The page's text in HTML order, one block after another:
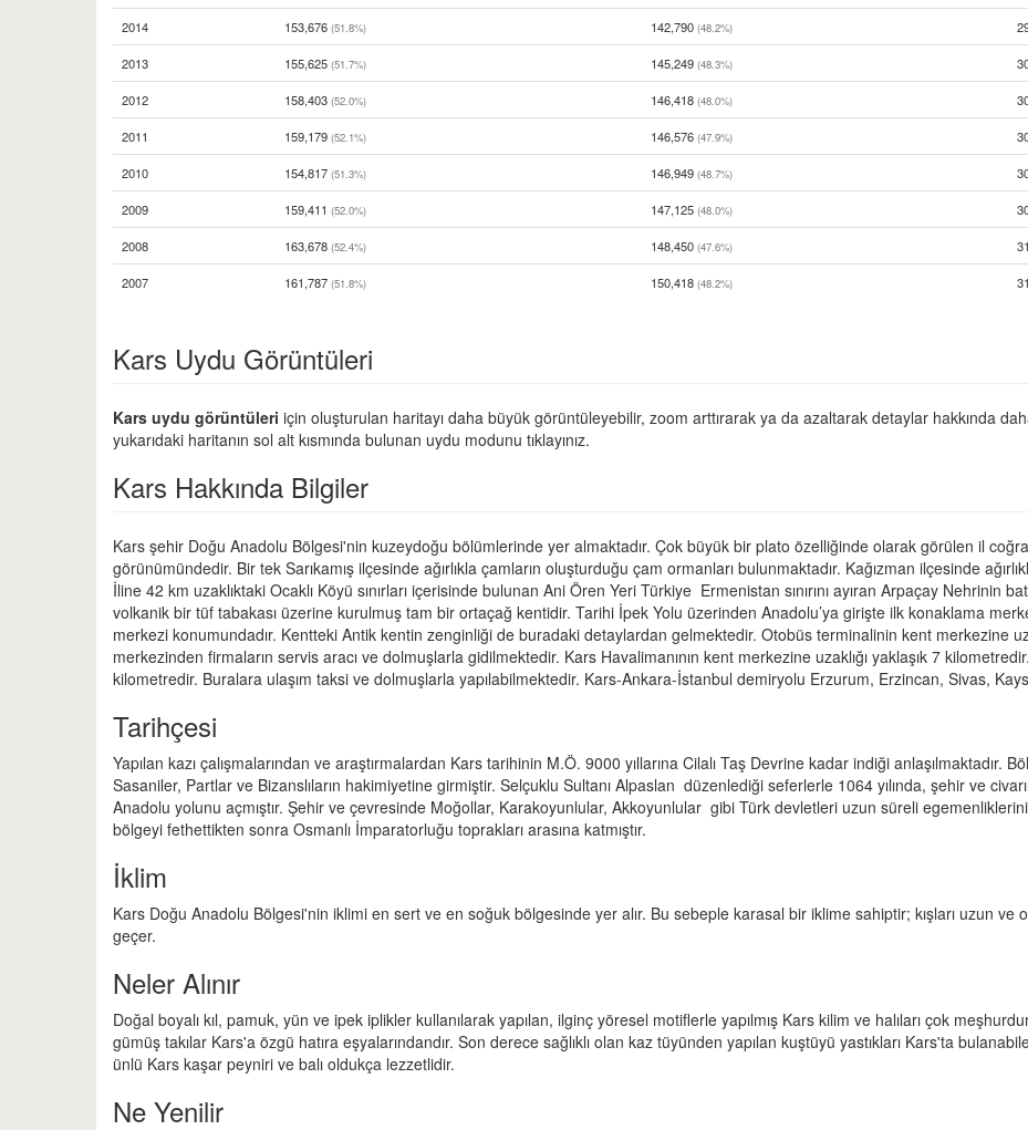
2014 153,676 (51.8%) 142,790 (48.2%)
2013 155,625 (51.7%) 145,249 (48.3%)
2012 158,403 (52.0%) 146,418 (48.0%)
2011 159,179 (52.1%) 146,576 (47.9%)
2010 154,817 (51.3%) 146,949 (48.7%)
2009 159,411 (52.0%) 147,125 (48.0%)
2008 163,678 (52.4%) 148,450 (47.6%)
2007 161,787 (51.8%) 150,418 (48.2%)
Kars Uydu Görüntüleri
Kars uydu görüntüleri için oluşturulan haritayı daha büyük görüntüleyebilir, zoom arttırarak ya da azaltarak detaylar hakkında
yukarıdaki haritanın sol alt kısmında bulunan uydu modunu tıklayınız.
Kars Hakkında Bilgiler
Kars şehir Doğu Anadolu Bölgesi'nin kuzeydoğu bölümlerinde yer almaktadır. Çok büyük bir plato özelliğinde olarak görülen il
görünümündedir. Bir tek Sarıkamış ilçesinde ağırlıkla çamların oluşturduğu çam ormanları bulunmaktadır. Kağızman ilçesinde
İline 42 km uzaklıktaki Ocaklı Köyü sınırları içerisinde bulunan Ani Ören Yeri Türkiye Ermenistan sınırını ayıran Arpaçay Nehrinin
volkanik bir tüf tabakası üzerine kurulmuş tam bir ortaçağ kentidir. Tarihi İpek Yolu üzerinden Anadolu’ya girişte ilk konaklama
merkezi konumundadır. Kentteki Antik kentin zenginliği de buradaki detaylardan gelmektedir. Otobüs terminalinin kent merkezine
merkezinden firmaların servis aracı ve dolmuşlarla gidilmektedir. Kars Havalimanının kent merkezine uzaklığı yaklaşık 7
kilometredir. Buralara ulaşım taksi ve dolmuşlarla yapılabilmektedir. Kars-Ankara-İstanbul demiryolu Erzurum, Erzincan, Sivas,
Tarihçesi
Yapılan kazı çalışmalarından ve araştırmalardan Kars tarihinin M.Ö. 9000 yıllarına Cilalı Taş Devrine kadar indiği anlaşılmaktadır.
Sasaniler, Partlar ve Bizanslıların hakimiyetine girmiştir. Selçuklu Sultanı Alpaslan düzenlediği seferlerle 1064 yılında, şehir ve
Anadolu yolunu açmıştır. Şehir ve çevresinde Moğollar, Karakoyunlular, Akkoyunlular gibi Türk devletleri uzun süreli
bölgeyi fethettikten sonra Osmanlı İmparatorluğu toprakları arasına katmıştır.
İklim
Kars Doğu Anadolu Bölgesi'nin iklimi en sert ve en soğuk bölgesinde yer alır. Bu sebeple karasal bir iklime sahiptir; kışları uzun ve
geçer.
Neler Alınır
Doğal boyalı kıl, pamuk, yün ve ipek iplikler kullanılarak yapılan, ilginç yöresel motiflerle yapılmış Kars kilim ve halıları çok
gümüş takılar Kars'a özgü hatıra eşyalarındandır. Son derece sağlıklı olan kaz tüyünden yapılan kuştüyü yastıkları Kars'ta
ünlü Kars kaşar peyniri ve balı oldukça lezzetlidir.
Ne Yenilir